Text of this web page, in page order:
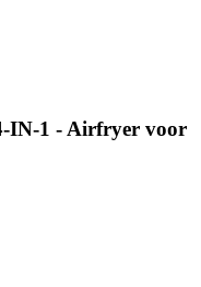
IN-1 - Airfryer voor